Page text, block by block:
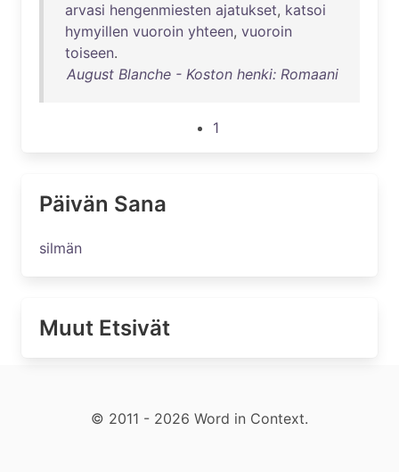
arvasi hengenmiesten ajatukset, katsoi
hymyillen vuoroin yhteen, vuoroin
toiseen.
August Blanche - Koston henki: Romaani
1
Päivän Sana
silmän
Muut Etsivät
© 2011 - 2026 Word in Context.